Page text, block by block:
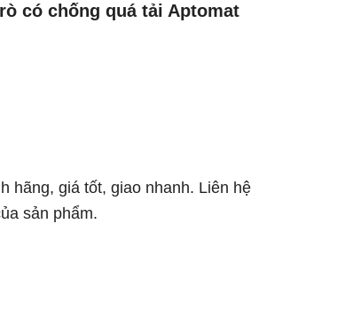
có chống quá tải Aptomat
hãng, giá tốt, giao nhanh. Liên hệ
sản phẩm.